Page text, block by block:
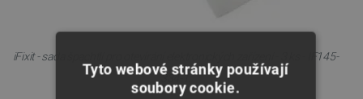
iFixit - sada špachtlí pro otevírání elektronických zařízení - 3 ks - IF145-
334-1.
Tyto webové stránky používají
soubory cookie.